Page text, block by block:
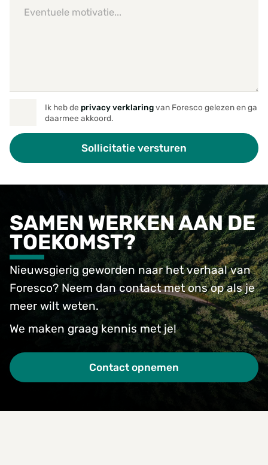
Ik heb de privacy verklaringvan Foresco gelezen en ga
daarmee akkoord.
SAMEN WERKEN AAN DE
TOEKOMST?
Nieuwsgierig geworden naar het verhaal van
Foresco? Neem dan contact met ons op als je
meer wilt weten.
We maken graag kennis met je!
Contact opnemen